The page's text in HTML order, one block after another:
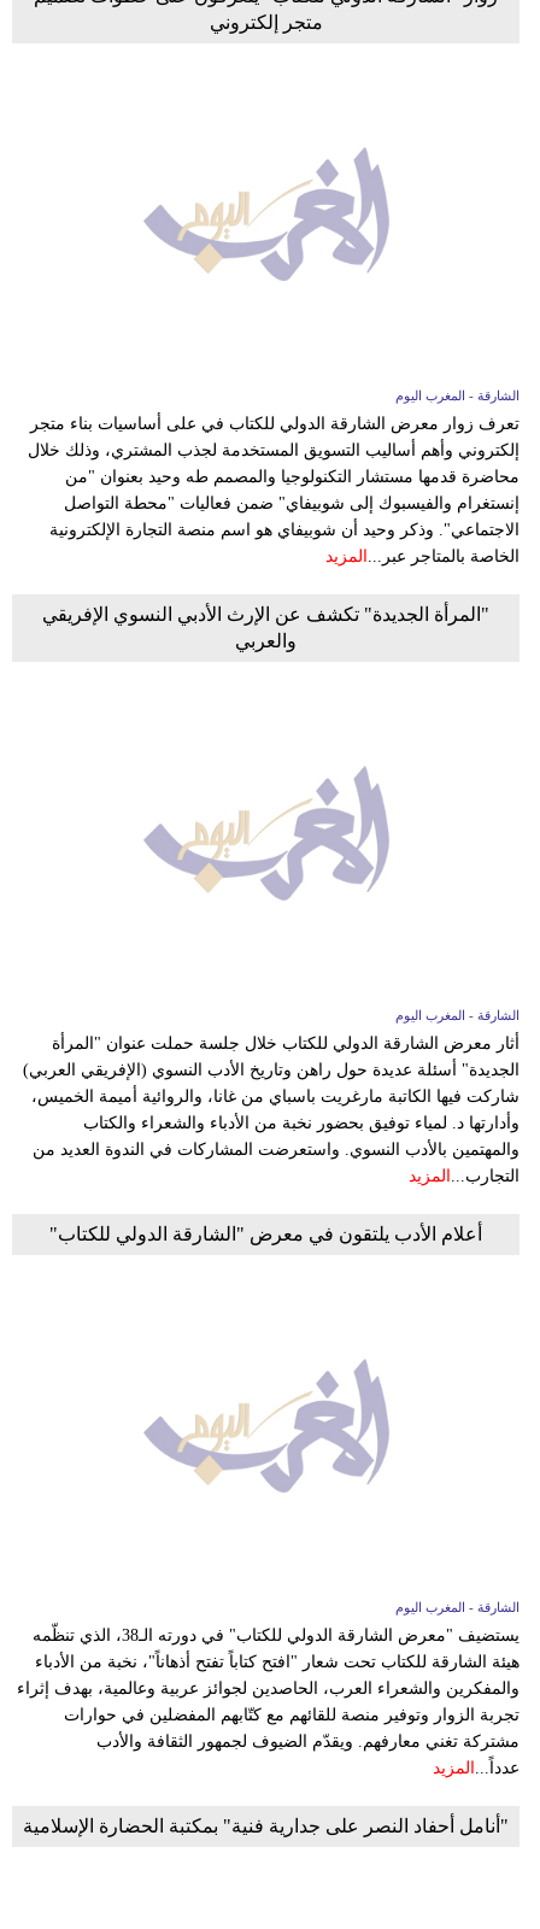
متجر إلكتروني
الشارقة - المغرب اليوم
تعرف زوار معرض الشارقة الدولي للكتاب في على أساسيات بناء متجر
إلكتروني وأهم أساليب التسويق المستخدمة لجذب المشتري، وذلك خلال
محاضرة قدمها مستشار التكنولوجيا والمصمم طه وحيد بعنوان "من
إنستغرام والفيسبوك إلى شوبيفاي" ضمن فعاليات "محطة التواصل
الاجتماعي". وذكر وحيد أن شوبيفاي هو اسم منصة التجارة الإلكترونية
الخاصة بالمتاجر عبر... المزيد
"المرأة الجديدة" تكشف عن الإرث الأدبي النسوي الإفريقي
والعربي
الشارقة - المغرب اليوم
أثار معرض الشارقة الدولي للكتاب خلال جلسة حملت عنوان "المرأة
الجديدة" أسئلة عديدة حول راهن وتاريخ الأدب النسوي (الإفريقي العربي)
شاركت فيها الكاتبة مارغريت باسباي من غانا، والروائية أميمة الخميس،
وأدارتها د. لمياء توفيق بحضور نخبة من الأدباء والشعراء والكتاب
والمهتمين بالأدب النسوي. واستعرضت المشاركات في الندوة العديد من
التجارب... المزيد
أعلام الأدب يلتقون في معرض "الشارقة الدولي للكتاب"
الشارقة - المغرب اليوم
يستضيف "معرض الشارقة الدولي للكتاب" في دورته الـ38، الذي تنظّمه
هيئة الشارقة للكتاب تحت شعار "افتح كتاباً تفتح أذهاناً"، نخبة من الأدباء
والمفكرين والشعراء العرب، الحاصدين لجوائز عربية وعالمية، بهدف إثراء
تجربة الزوار وتوفير منصة للقائهم مع كتّابهم المفضلين في حوارات
مشتركة تغني معارفهم. ويقدّم الضيوف لجمهور الثقافة والأدب
عدداً... المزيد
"أنامل أحفاد النصر على جدارية فنية" بمكتبة الحضارة الإسلامية